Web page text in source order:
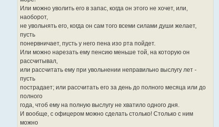
Или можно уволить его в запас, когда он этого не хочет, или,
наоборот,
не увольнять его, когда он сам того всеми силами души желает,
пусть
понервничает, пусть у него пена изо рта пойдет.
Или можно нарезать ему пенсию меньше той, на которую он
рассчитывал,
или рассчитать ему при увольнении неправильно выслугу лет -
пусть
пострадает; или рассчитать его за день до полного месяца или до
полного
года, чтоб ему на полную выслугу не хватило одного дня.
И вообще, с офицером можно сделать столько! Столько с ним
можно